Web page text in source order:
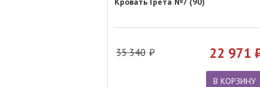
35 340 22 971
В КОРЗИНУ